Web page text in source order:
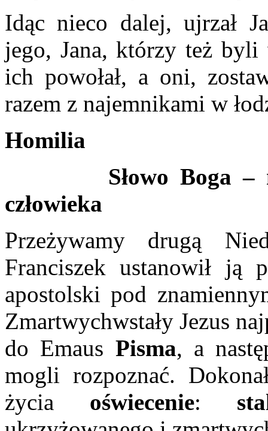
Idąc nieco dalej, ujrzał
jego, Jana, którzy też
ich powołał, a oni,
razem z najemnikami w
Homilia
Słowo Boga –
człowieka
Przeżywamy drugą
Franciszek ustanowił ją
apostolski pod
Zmartwychwstały Jezus
do Emaus Pisma, a
mogli rozpoznać.
życia oświecenie: